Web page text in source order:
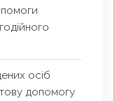
осіб
допомогу